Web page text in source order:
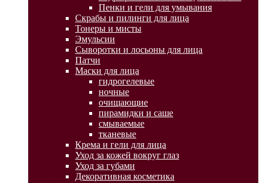
Пенки и гели для умывания
Скрабы и пилинги для лица
Тонеры и мисты
Эмульсии
Сыворотки и лосьоны для лица
Патчи
Маски для лица
гидрогелевые
ночные
очищающие
пирамидки и саше
смываемые
тканевые
Крема и гели для лица
Уход за кожей вокруг глаз
Уход за губами
Декоративная косметика